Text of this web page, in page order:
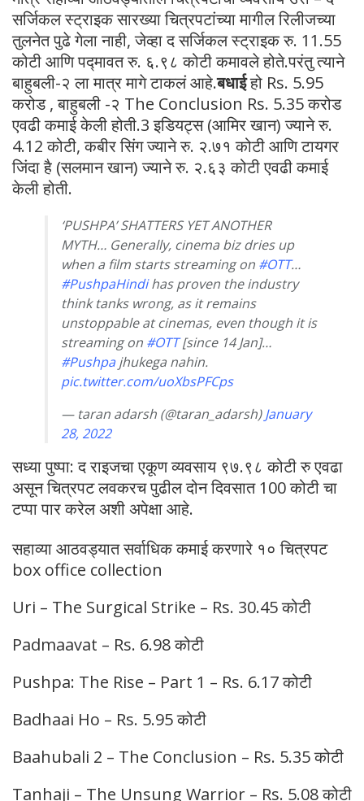
सर्जिकल स्ट्राइक सारख्या चित्रपटांच्या मागील रिलीजच्या
तुलनेत पुढे गेला नाही, जेव्हा द सर्जिकल स्ट्राइक रु. 11.55
कोटी आणि पद्मावत रु. ६.९८ कोटी कमावले होते.परंतु त्याने
बाहुबली-२ ला मात्र मागे टाकलं आहे.बधाईहो Rs. 5.95
करोड , बाहुबली -२ The Conclusion Rs. 5.35 करोड
एवढी कमाई केली होती.3 इडियट्स (आमिर खान) ज्याने रु.
4.12 कोटी, कबीर सिंग ज्याने रु. २.७१ कोटी आणि टायगर
जिंदा है (सलमान खान) ज्याने रु. २.६३ कोटी एवढी कमाई
केली होती.
‘PUSHPA’ SHATTERS YET ANOTHER
MYTH… Generally, cinema biz dries up
when a film starts streaming on #OTT…
#PushpaHindihas proven the industry
think tanks wrong, as it remains
unstoppable at cinemas, even though it is
streaming on #OTT[since 14 Jan]…
#Pushpa jhukega nahin.
pic.twitter.com/uoXbsPFCps
— taran adarsh (@taran_adarsh)January
28, 2022
सध्या पुष्पा: द राइजचा एकूण व्यवसाय ९७.९८ कोटी रु एवढा
असून चित्रपट लवकरच पुढील दोन दिवसात 100 कोटी चा
टप्पा पार करेल अशी अपेक्षा आहे.
सहाव्या आठवड्यात सर्वाधिक कमाई करणारे १० चित्रपट
box office collection
Uri – The Surgical Strike – Rs. 30.45 कोटी
Padmaavat – Rs. 6.98 कोटी
Pushpa: The Rise – Part 1 – Rs. 6.17 कोटी
Badhaai Ho – Rs. 5.95 कोटी
Baahubali 2 – The Conclusion – Rs. 5.35 कोटी
Tanhaji – The Unsung Warrior – Rs. 5.08 कोटी